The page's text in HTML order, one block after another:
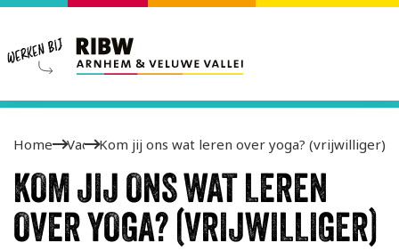
Home VacaturesKom jij ons wat leren over yoga? (vrijwilliger)
KOM JIJ ONS WAT LEREN
OVER YOGA? (VRIJWILLIGER)